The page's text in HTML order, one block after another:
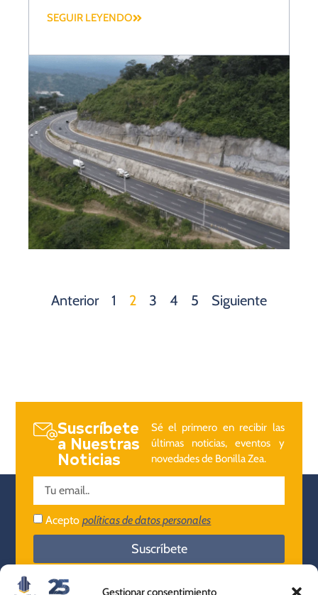
Gestionar consentimiento
SEGUIR LEYENDO
Anterior 1 2 3 4 5 Siguiente
Suscríbete
a Nuestras
Noticias
Sé el primero en recibir las
últimas noticias, eventos y
novedades de Bonilla Zea.
Aceptopolíticas de datos personales
Suscríbete